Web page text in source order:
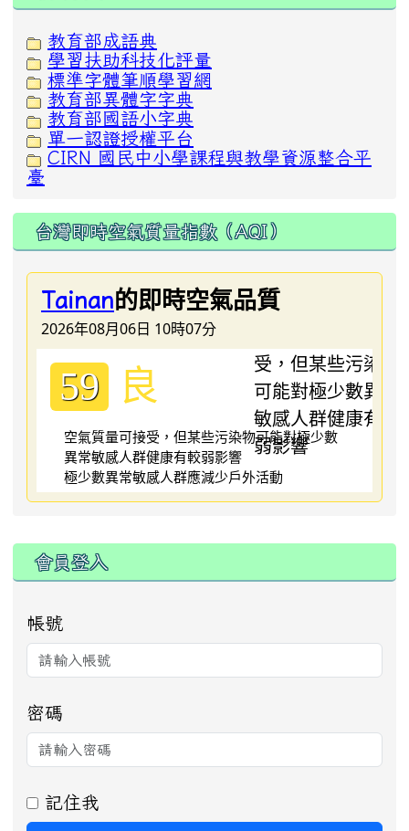
教育部成語典
學習扶助科技化評量
標準字體筆順學習網
教育部異體字字典
教育部國語小字典
單一認證授權平台
CIRN 國民中小學課程與教學資源整合平
臺
台灣即時空氣質量指數（AQI）
Tainan的即時空氣品質
2026年08月06日 10時07分
59 良
空氣質量可接受，但某些污染物可能對極少數
異常敏感人群健康有較弱影響
極少數異常敏感人群應減少戶外活動
:::
會員登入
帳號
密碼
記住我